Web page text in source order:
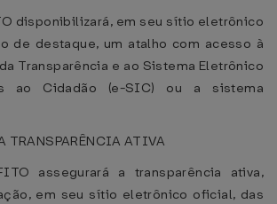
disponibilizará, em seu sítio eletrônico
de destaque, um atalho com acesso à
Transparência e ao Sistema Eletrônico
ao Cidadão (e-SIC) ou a sistema
TRANSPARÊNCIA ATIVA
assegurará a transparência ativa,
em seu sítio eletrônico oficial, das